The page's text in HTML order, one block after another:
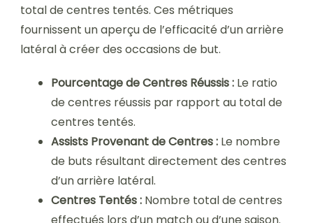
total de centres tentés. Ces métriques
fournissent un aperçu de l’efficacité d’un arrière
latéral à créer des occasions de but.
Pourcentage de Centres Réussis : Le ratio
de centres réussis par rapport au total de
centres tentés.
Assists Provenant de Centres : Le nombre
de buts résultant directement des centres
d’un arrière latéral.
Centres Tentés : Nombre total de centres